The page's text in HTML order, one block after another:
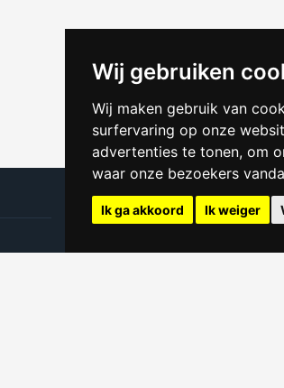
Wij gebruiken
Wij maken gebruik van
surfervaring op onze
advertenties te tonen, om
waar onze bezoekers
Ik ga akkoord Ik weiger
Kamer websites
Huren in Tilburg